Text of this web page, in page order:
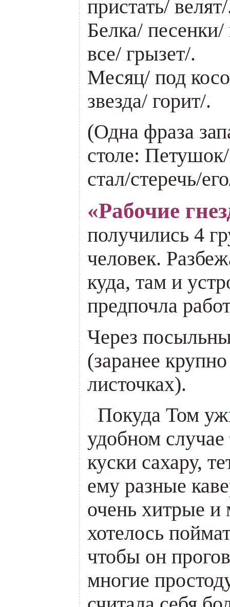
пристать/
Белка/
все/ грызет/.
Месяц/ под
звезда/ горит/.
(Одна фраза
столе:
стал/стеречь/
«Рабочие
получились 4
человек.
куда, там и
предпочла
Через
(заранее
листочках).
Покуда Том
удобном случае
куски сахару,
ему разные
очень хитрые и
хотелось
чтобы он
многие